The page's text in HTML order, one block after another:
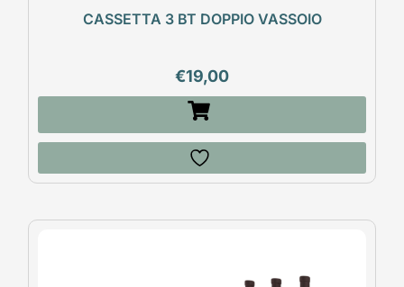
CASSETTA 3 BT DOPPIO VASSOIO
€19,00